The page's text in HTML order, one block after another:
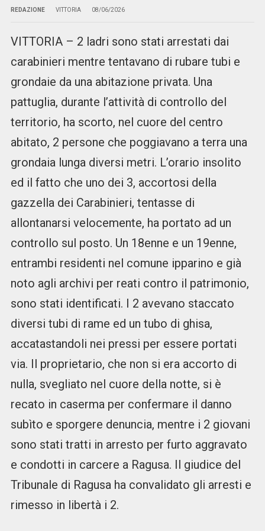
REDAZIONE VITTORIA 08/06/2026
VITTORIA – 2 ladri sono stati arrestati dai
carabinieri mentre tentavano di rubare tubi e
grondaie da una abitazione privata. Una
pattuglia, durante l’attività di controllo del
territorio, ha scorto, nel cuore del centro
abitato, 2 persone che poggiavano a terra una
grondaia lunga diversi metri. L’orario insolito
ed il fatto che uno dei 3, accortosi della
gazzella dei Carabinieri, tentasse di
allontanarsi velocemente, ha portato ad un
controllo sul posto. Un 18enne e un 19enne,
entrambi residenti nel comune ipparino e già
noto agli archivi per reati contro il patrimonio,
sono stati identificati. I 2 avevano staccato
diversi tubi di rame ed un tubo di ghisa,
accatastandoli nei pressi per essere portati
via. Il proprietario, che non si era accorto di
nulla, svegliato nel cuore della notte, si è
recato in caserma per confermare il danno
subìto e sporgere denuncia, mentre i 2 giovani
sono stati tratti in arresto per furto aggravato
e condotti in carcere a Ragusa. Il giudice del
Tribunale di Ragusa ha convalidato gli arresti e
rimesso in libertà i 2.